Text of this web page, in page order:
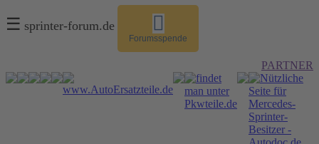
☰ sprinter-forum.de
Forumsspende
PARTNER